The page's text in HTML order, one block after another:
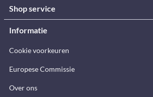
Shop service
Informatie
Cookie voorkeuren
Europese Commissie
Over ons